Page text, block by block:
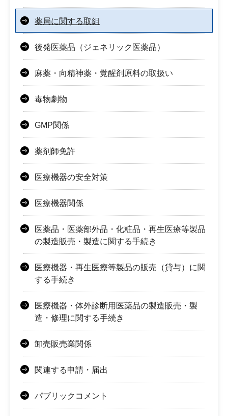
薬局に関する取組
後発医薬品（ジェネリック医薬品）
麻薬・向精神薬・覚醒剤原料の取扱い
毒物劇物
GMP関係
薬剤師免許
医療機器の安全対策
医療機器関係
医薬品・医薬部外品・化粧品・再生医療等製品
の製造販売・製造に関する手続き
医療機器・再生医療等製品の販売（貸与）に関
する手続き
医療機器・体外診断用医薬品の製造販売・製
造・修理に関する手続き
卸売販売業関係
関連する申請・届出
パブリックコメント